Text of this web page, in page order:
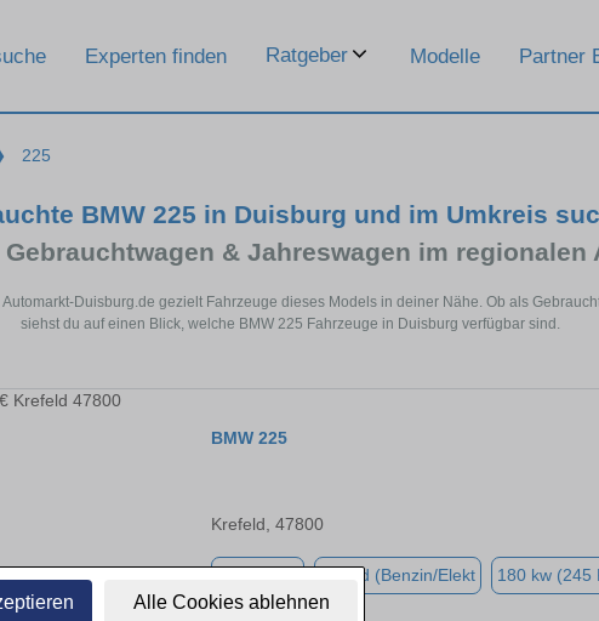
Alle Cookies ablehnen
Experten finden Ratgeber Modelle Partner
225
BMW 225 in Duisburg und im Umkreis
Gebrauchtwagen & Jahreswagen im regionalen
Duisburg.de gezielt Fahrzeuge dieses Models in deiner Nähe. Ob als
siehst du auf einen Blick, welche BMW 225 Fahrzeuge in Duisburg verfügbar sind.
BMW 225
Krefeld, 47800
Hybrid (Benzin/Elekt 180 kw (245